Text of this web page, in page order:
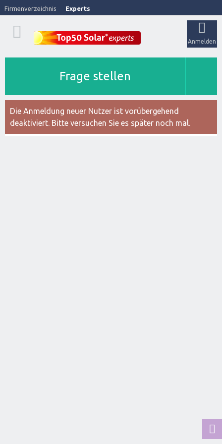
Firmenverzeichnis Experts
Anmelden
Frage stellen
Die Anmeldung neuer Nutzer ist vorübergehend
deaktiviert. Bitte versuchen Sie es später noch mal.